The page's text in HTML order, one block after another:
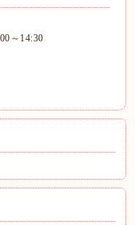
～14:30